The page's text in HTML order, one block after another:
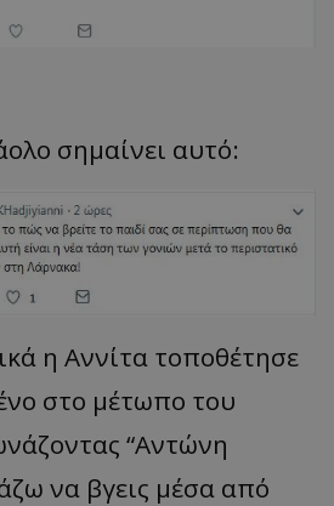
σημαίνει αυτό:
η Αννίτα τοποθέτησε
στο μέτωπο του
“Αντώνη
να βγεις μέσα από